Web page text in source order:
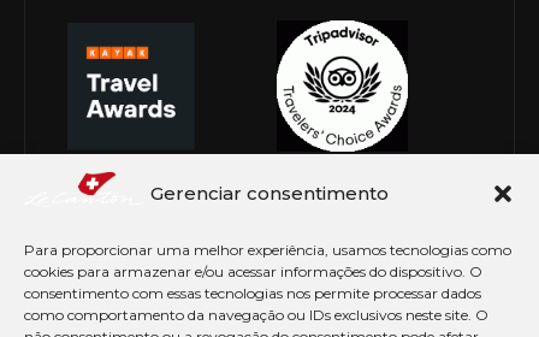
Gerenciar consentimento
Para proporcionar uma melhor experiência, usamos tecnologias como
cookies para armazenar e/ou acessar informações do dispositivo. O
consentimento com essas tecnologias nos permite processar dados
como comportamento da navegação ou IDs exclusivos neste site. O